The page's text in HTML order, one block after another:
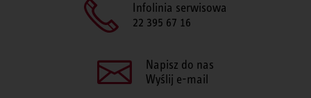
Infolinia serwisowa
22 395 67 16
Napisz do nas
Wyślij e-mail